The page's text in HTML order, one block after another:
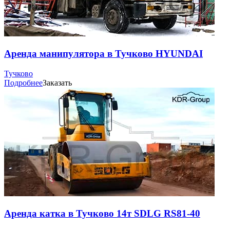
Аренда манипулятора в Тучково HYUNDAI
Тучково
ПодробнееЗаказать
Аренда катка в Тучково 14т SDLG RS81-40